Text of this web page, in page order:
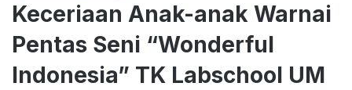
Keceriaan Anak-anak Warnai
Pentas Seni “Wonderful
Indonesia” TK Labschool UM